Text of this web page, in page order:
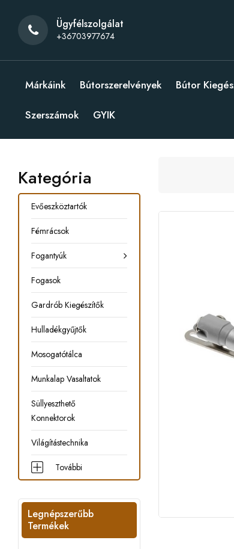
Ügyfélszolgálat
+36703977674
Márkáink Bútorszerelvények Bútor
Szerszámok GYIK
Kategória
Evőeszköztartók
Fémrácsok
Fogantyúk
Fogasok
Gardrób Kiegészítők
Hulladékgyűjtők
Mosogatótálca
Munkalap Vasaltatok
Süllyeszthető
Konnektorok
Világítástechnika
További
Legnépszerűbb
Termékek